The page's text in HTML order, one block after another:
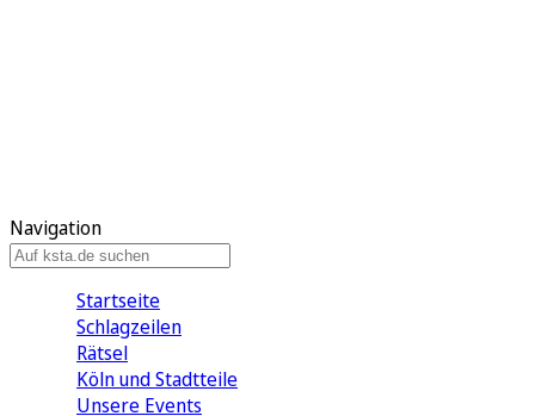
Navigation
Startseite
Schlagzeilen
Rätsel
Köln und Stadtteile
Unsere Events